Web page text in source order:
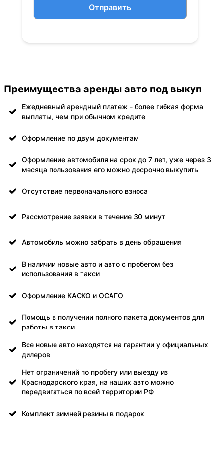
Отправить
Преимущества аренды авто под выкуп
Ежедневный арендный платеж - более гибкая форма
выплаты, чем при обычном кредите
Оформление по двум документам
Оформление автомобиля на срок до 7 лет, уже через 3
месяца пользования его можно досрочно выкупить
Отсутствие первоначального взноса
Рассмотрение заявки в течение 30 минут
Автомобиль можно забрать в день обращения
В наличии новые авто и авто с пробегом без
использования в такси
Оформление КАСКО и ОСАГО
Помощь в получении полного пакета документов для
работы в такси
Все новые авто находятся на гарантии у официальных
дилеров
Нет ограничений по пробегу или выезду из
Краснодарского края, на наших авто можно
передвигаться по всей территории РФ
Комплект зимней резины в подарок